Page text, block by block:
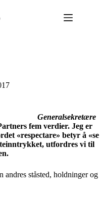
Generalsekretære
fem verdier. Jeg er
«respectare» betyr å «se
utfordres vi til
andres ståsted, holdninger og